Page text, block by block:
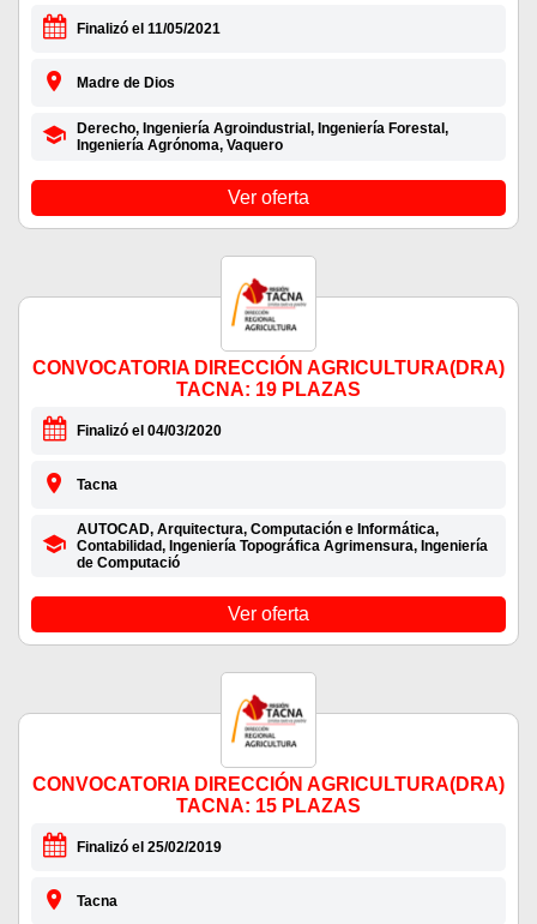
Finalizó el 11/05/2021
Madre de Dios
Derecho, Ingeniería Agroindustrial, Ingeniería Forestal,
Ingeniería Agrónoma, Vaquero
Ver oferta
CONVOCATORIA DIRECCIÓN AGRICULTURA(DRA)
TACNA: 19 PLAZAS
Finalizó el 04/03/2020
Tacna
AUTOCAD, Arquitectura, Computación e Informática,
Contabilidad, Ingeniería Topográfica Agrimensura, Ingeniería
de Computació
Ver oferta
CONVOCATORIA DIRECCIÓN AGRICULTURA(DRA)
TACNA: 15 PLAZAS
Finalizó el 25/02/2019
Tacna